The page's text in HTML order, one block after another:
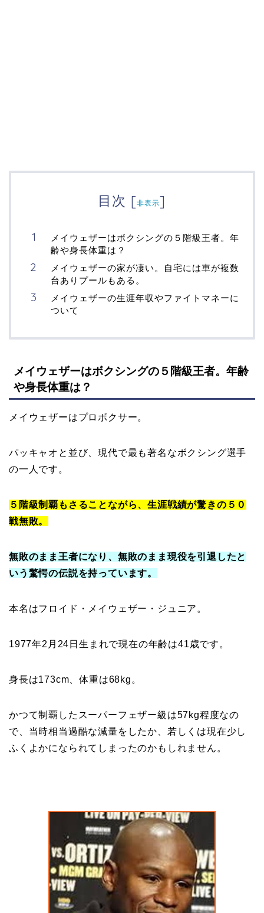
目次 [非表示]
メイウェザーはボクシングの５階級王者。年
齢や身長体重は？
メイウェザーの家が凄い。自宅には車が複数
台ありプールもある。
メイウェザーの生涯年収やファイトマネーに
ついて
メイウェザーはボクシングの５階級王者。年齢
や身長体重は？
メイウェザーはプロボクサー。
パッキャオと並び、現代で最も著名なボクシング選手
の一人です。
５階級制覇もさることながら、生涯戦績が驚きの５０
戦無敗。
無敗のまま王者になり、無敗のまま現役を引退したと
いう驚愕の伝説を持っています。
本名はフロイド・メイウェザー・ジュニア。
1977年2月24日生まれで現在の年齢は41歳です。
身長は173cm、体重は68kg。
かつて制覇したスーパーフェザー級は57kg程度なの
で、当時相当過酷な減量をしたか、若しくは現在少し
ふくよかになられてしまったのかもしれません。